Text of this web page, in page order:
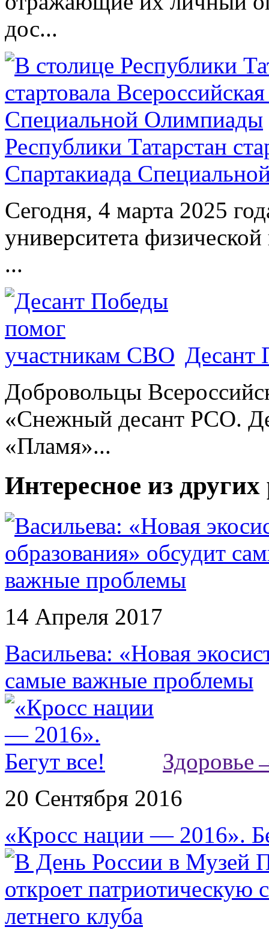
дос...
Республики Татарстан
Спартакиада
Сегодня, 4 марта 2025
университета
...
Десант
Добровольцы
«Снежный десант РСО.
«Пламя»...
Интересное из
14 Апреля 2017
Васильева: «Новая
самые важные проблемы
Здоровье
20 Сентября 2016
«Кросс нации — 2016».